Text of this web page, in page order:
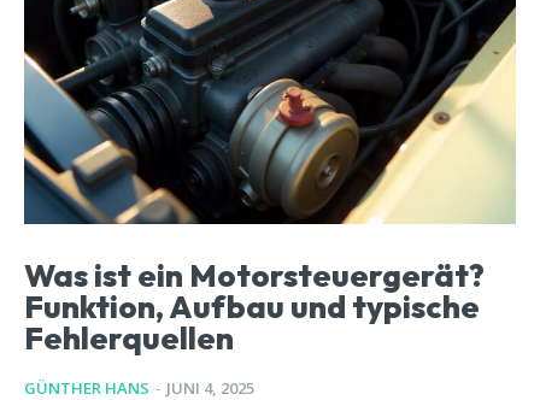
Was ist ein Motorsteuergerät?
Funktion, Aufbau und typische
Fehlerquellen
GÜNTHER HANS - JUNI 4, 2025